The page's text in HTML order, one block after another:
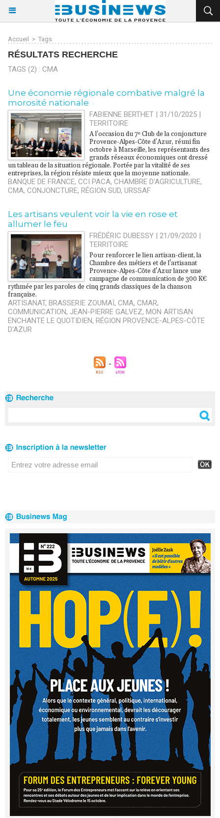
Accueil > Tags
RÉSULTATS RECHERCHE
TAGS (2) : CMA
Une économie régionale combative malgré la
morosité nationale
FABIENNE BERTHET | 31/10/2025 |
TERRITOIRE
A l’occasion du 7ᵉ Club de la conjoncture
Provence-Alpes-Côte d’Azur, réuni fin
octobre à Marseille, les représentants des
grands réseaux économiques ont dressé
un tableau de la situation régionale. Portée par la vitalité de ses
entreprises, la région résiste mieux que la moyenne nationale.
BANQUE DE FRANCE, CCI PACA, CHAMBRE D'AGRICULTURE,
CMA, CONJONCTURE, RÉGION SUD, URSSAF
Les artisans veulent voir la vie en rose et
allumer le feu
FRÉDÉRIC DUBESSY | 21/09/2020 |
TERRITOIRE
Pour renforcer le lien artisan-client, la
Chambre des métiers et de l'artisanat
Provence-Alpes-Côte d'Azur lance une
campagne de communication de 300 K€
rythmée par les paroles de cinq grands classiques de la chanson
française.
ARTISANAT, BRASSERIE ZOUMAÏ, CMA, CMAR,
COMMUNICATION, JEAN-PIERRE GALVEZ, MON ARTISAN
ENCHANTE LE QUOTIDIEN, RÉGION PROVENCE-ALPES-CÔTE
D'AZUR